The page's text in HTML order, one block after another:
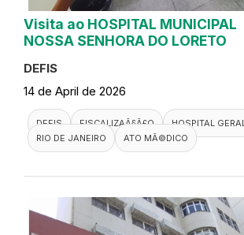
Visita ao HOSPITAL MUNICIPAL
NOSSA SENHORA DO LORETO
DEFIS
14 de April de 2026
DEFIS FISCALIZAÃ§Ã£O
HOSPITAL GERAL
RIO DE JANEIRO
ATO MÃ©DICO